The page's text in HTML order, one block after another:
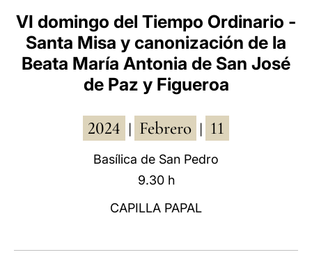
ESPAÑOL
DEUTSCH
POLSKI
العربيّة
中文
VI domingo del Tiempo Ordinario -
Santa Misa y canonización de la
Beata María Antonia de San José
de Paz y Figueroa
2024 Febrero 11
Basílica de San Pedro
9.30 h
CAPILLA PAPAL